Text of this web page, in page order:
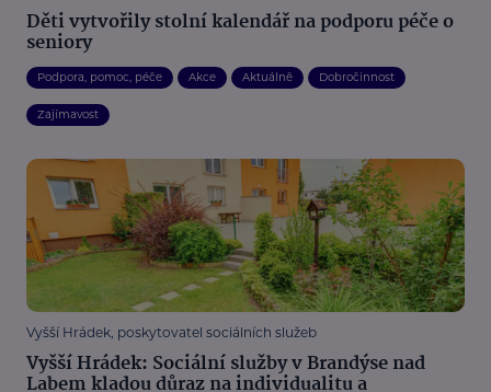
Děti vytvořily stolní kalendář na podporu péče o
seniory
Podpora, pomoc, péče Akce Aktuálně Dobročinnost
Zajímavost
Vyšší Hrádek, poskytovatel sociálních služeb
Vyšší Hrádek: Sociální služby v Brandýse nad
Labem kladou důraz na individualitu a